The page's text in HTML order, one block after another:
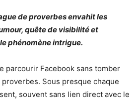
de proverbes envahit les
quête de visibilité et
phénomène intrigue.
parcourir Facebook sans tomber
Sous presque chaque
souvent sans lien direct avec le